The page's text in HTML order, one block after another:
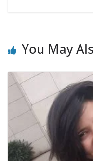
You May